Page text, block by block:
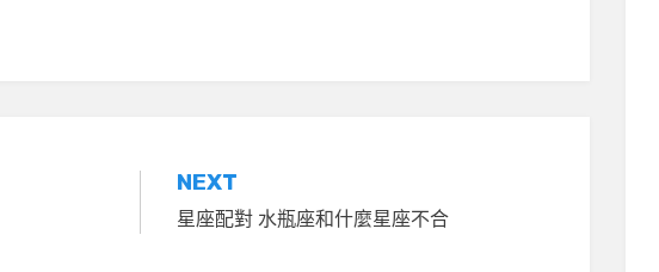
NEXT
星座配對 水瓶座和什麼星座不合